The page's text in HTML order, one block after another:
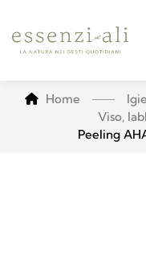
Home
Viso,
Peeling